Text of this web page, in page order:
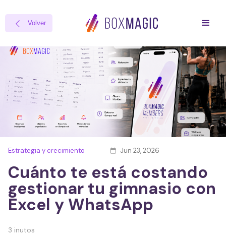
 Volver
Estrategia y crecimiento  Jun 23, 2026
Cuánto te está costando
gestionar tu gimnasio con
Excel y WhatsApp
3 inutos